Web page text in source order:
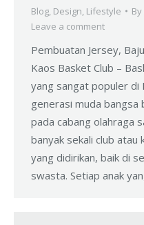
Blog, Design, Lifestyle By
Leave a comment
Pembuatan Jersey,
Kaos Basket Club –
yang sangat populer di
generasi muda bangsa
pada cabang olahraga
banyak sekali club
yang didirikan, baik di
swasta. Setiap anak